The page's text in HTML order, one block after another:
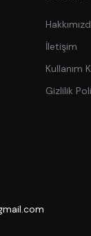
İletişim
Kullanım
Gizlilik